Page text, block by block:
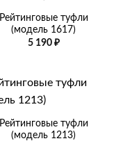
Рейтинговые туфли
(модель 1617)
5 190 ₽
Рейтинговые туфли
(модель 1213)